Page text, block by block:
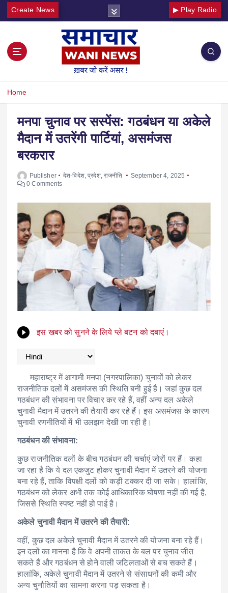
Create News ▶ Play Radio
Home
मनपा चुनाव पर सस्पेंस: गठबंधन या अकेले
मैदान में उतरेंगी पार्टियां, असमंजस
बरकरार
Publisher देश-विदेश,प्रदेश, राजनीति
September 4, 2025
0 Comments
इस खबर को सुनने के लिये प्ले बटन को दबाएं।
महाराष्ट्र में आगामी मनपा (नगरपालिका) चुनावों को लेकर
राजनीतिक दलों में असमंजस की स्थिति बनी हुई है। जहां कुछ दल
गठबंधन की संभावना पर विचार कर रहे हैं, वहीं अन्य दल अकेले
चुनावी मैदान में उतरने की तैयारी कर रहे हैं। इस असमंजस के कारण
चुनावी रणनीतियों में भी उलझन देखी जा रही है।
गठबंधन की संभावना:
कुछ राजनीतिक दलों के बीच गठबंधन की चर्चाएं जोरों पर हैं। कहा
जा रहा है कि ये दल एकजुट होकर चुनावी मैदान में उतरने की योजना
बना रहे हैं, ताकि विपक्षी दलों को कड़ी टक्कर दी जा सके। हालांकि,
गठबंधन को लेकर अभी तक कोई आधिकारिक घोषणा नहीं की गई है,
जिससे स्थिति स्पष्ट नहीं हो पाई है।
अकेले चुनावी मैदान में उतरने की तैयारी:
वहीं, कुछ दल अकेले चुनावी मैदान में उतरने की योजना बना रहे हैं।
इन दलों का मानना है कि वे अपनी ताकत के बल पर चुनाव जीत
सकते हैं और गठबंधन से होने वाली जटिलताओं से बच सकते हैं।
हालांकि, अकेले चुनावी मैदान में उतरने से संसाधनों की कमी और
अन्य चुनौतियों का सामना करना पड़ सकता है।